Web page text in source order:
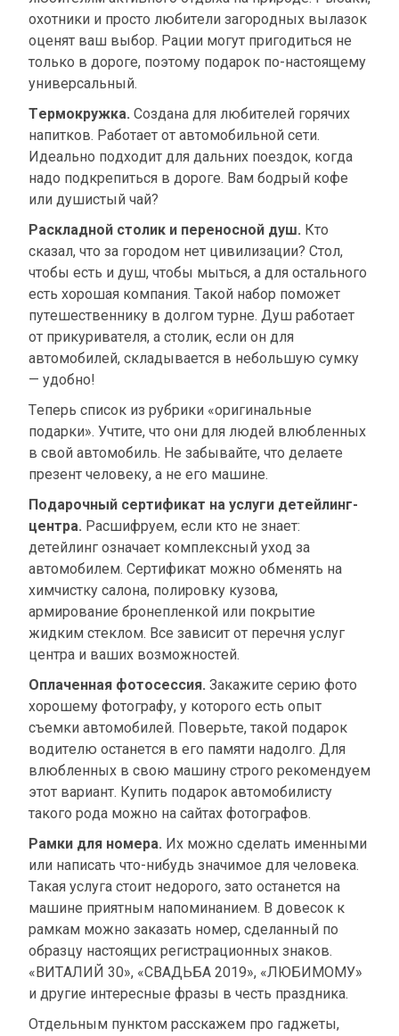
охотники и просто любители загородных вылазок
оценят ваш выбор. Рации могут пригодиться не
только в дороге, поэтому подарок по-настоящему
универсальный.
Термокружка. Создана для любителей горячих
напитков. Работает от автомобильной сети.
Идеально подходит для дальних поездок, когда
надо подкрепиться в дороге. Вам бодрый кофе
или душистый чай?
Раскладной столик и переносной душ. Кто
сказал, что за городом нет цивилизации? Стол,
чтобы есть и душ, чтобы мыться, а для остального
есть хорошая компания. Такой набор поможет
путешественнику в долгом турне. Душ работает
от прикуривателя, а столик, если он для
автомобилей, складывается в небольшую сумку
— удобно!
Теперь список из рубрики «оригинальные
подарки». Учтите, что они для людей влюбленных
в свой автомобиль. Не забывайте, что делаете
презент человеку, а не его машине.
Подарочный сертификат на услуги детейлинг-
центра. Расшифруем, если кто не знает:
детейлинг означает комплексный уход за
автомобилем. Сертификат можно обменять на
химчистку салона, полировку кузова,
армирование бронепленкой или покрытие
жидким стеклом. Все зависит от перечня услуг
центра и ваших возможностей.
Оплаченная фотосессия. Закажите серию фото
хорошему фотографу, у которого есть опыт
съемки автомобилей. Поверьте, такой подарок
водителю останется в его памяти надолго. Для
влюбленных в свою машину строго рекомендуем
этот вариант. Купить подарок автомобилисту
такого рода можно на сайтах фотографов.
Рамки для номера. Их можно сделать именными
или написать что-нибудь значимое для человека.
Такая услуга стоит недорого, зато останется на
машине приятным напоминанием. В довесок к
рамкам можно заказать номер, сделанный по
образцу настоящих регистрационных знаков.
«ВИТАЛИЙ 30», «СВАДЬБА 2019», «ЛЮБИМОМУ»
и другие интересные фразы в честь праздника.
Отдельным пунктом расскажем про гаджеты,